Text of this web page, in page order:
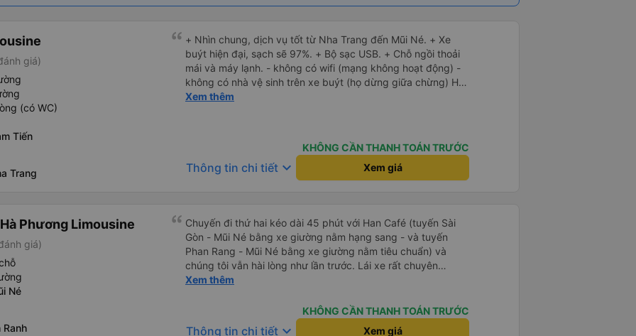
giá)
(có WC)
Tiến
Trang
+ Nhìn chung, dịch vụ tốt từ Nha Trang đến Mũi Né. + Xe
buýt hiện đại, sạch sẽ 97%. + Bộ sạc USB. + Chỗ ngồi thoải
mái và máy lạnh. - không có wifi (mạng không hoạt động) -
không có nhà vệ sinh trên xe buýt (họ dừng giữa chừng) Họ
gọi cho tôi và nói với tôi rằng xe buýt sẽ khởi hành sớm 45
biết tại sao nhưng họ không sử dụng đường cao tốc nhanh,
mới, hiện đại phục vụ tuyến đường này mà lái xe trên những
con đường nhỏ, chậm rãi. Nếu họ sử dụng đường cao tốc và
không dừng quá lâu ở phần còn lại trên đỉnh, tôi nghĩ thời
Xem thêm
KHÔNG CẦN THANH TOÁN TRƯỚC
Thông tin chi tiết keyboard_arrow_down Xem giá
Phương Limousine
giá)
Né
Ranh
Chuyến đi thứ hai kéo dài 45 phút với Han Café (tuyến Sài
Gòn - Mũi Né bằng xe giường nằm hạng sang - và tuyến
Phan Rang - Mũi Né bằng xe giường nằm tiêu chuẩn) và
chúng tôi vẫn hài lòng như lần trước. Lái xe rất chuyên
nghiệp, nhân viên vô cùng chu đáo (họ kiểm tra xem mọi thứ
nồng nhiệt cùng cung cấp thông tin hữu ích tại điểm đón).
Xe sạch sẽ và thoải mái, và việc liên lạc rất hoàn hảo (họ gửi
Xem thêm
KHÔNG CẦN THANH TOÁN TRƯỚC
Thông tin chi tiết keyboard_arrow_down Xem giá